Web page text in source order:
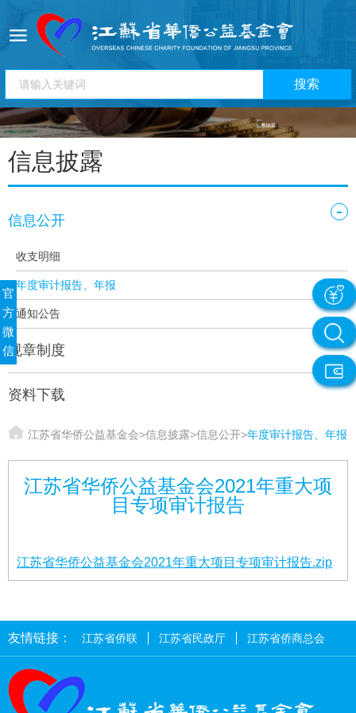
信息披露
信息公开
-
收支明细
年度审计报告、年报
通知公告
规章制度
资料下载
江苏省华侨公益基金会>信息披露>信息公开>年度审计报告、年报
江苏省华侨公益基金会2021年重大项
目专项审计报告
江苏省华侨公益基金会2021年重大项目专项审计报告.zip
友情链接： 江苏省侨联 江苏省民政厅 江苏省侨商总会
官
方
微
信